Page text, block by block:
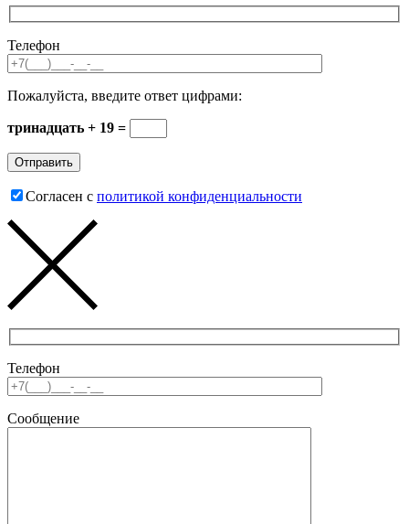
Телефон
Пожалуйста, введите ответ цифрами:
тринадцать + 19 =
Согласен с политикой конфиденциальности
Телефон
Сообщение